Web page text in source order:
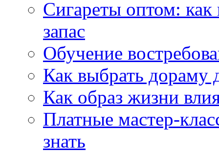
Сигареты оптом:
запас
Обучение
Как выбрать дораму
Как образ жизни
Платные мастер-
знать